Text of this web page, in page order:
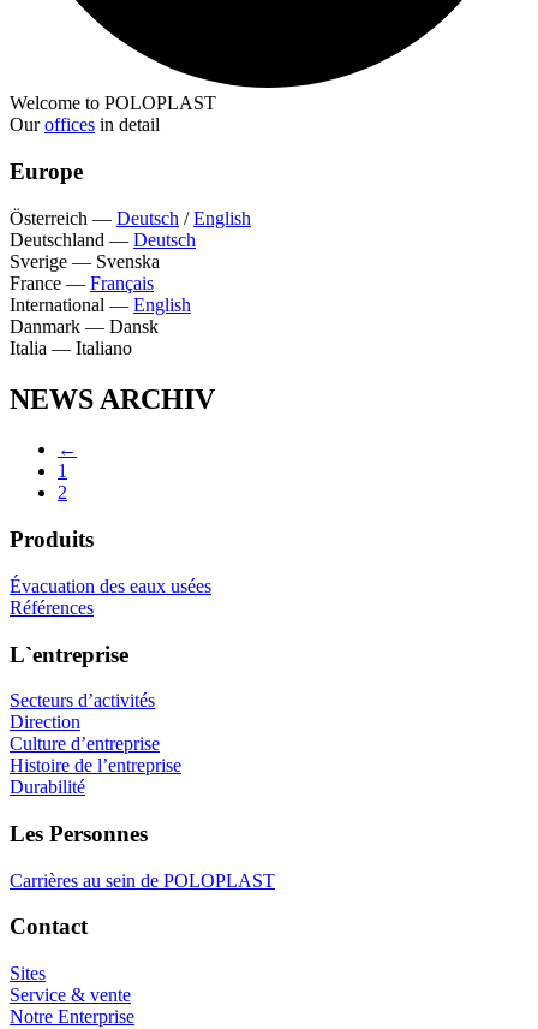
Welcome to POLOPLAST
Ouroffices in detail
Europe
Österreich — Deutsch /English
Deutschland — Deutsch
Sverige — Svenska
France — Français
International — English
Danmark — Dansk
Italia — Italiano
NEWS ARCHIV
←
1
2
Produits
Évacuation des eaux usées
Références
L`entreprise
Secteurs d’activités
Direction
Culture d’entreprise
Histoire de l’entreprise
Durabilité
Les Personnes
Carrières au sein de POLOPLAST
Contact
Sites
Service & vente
Notre Enterprise